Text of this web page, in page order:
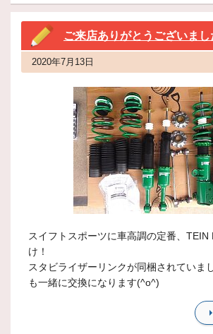
ご来店ありがとうございまし
2020年7月13日
スイフトスポーツに車高調の定番、TEIN
け！
スタビライザーリンクが同梱されていま
も一緒に交換になります(^o^)